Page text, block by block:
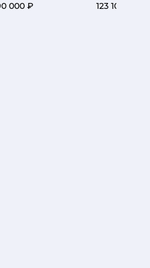
000 ₽ 123 100 ₽